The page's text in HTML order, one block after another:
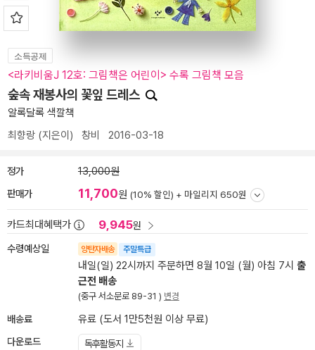
소득공제
<라키비움J 12호: 그림책은 어린이> 수록 그림책 모음
숲속 재봉사의 꽃잎 드레스
알록달록 색깔책
최향랑 (지은이) 창비 2016-03-18
정가 13,000원
판매가 11,700원 (10% 할인) + 마일리지 650원
카드최대혜택가 9,945원
수령예상일 양탄자배송 주말특급
내일(일) 22시까지 주문하면 8월 10일 (월) 아침 7시 출
근전 배송
(중구 서소문로 89-31 ) 변경
배송료 유료 (도서 1만5천원 이상 무료)
다운로드 독후활동지